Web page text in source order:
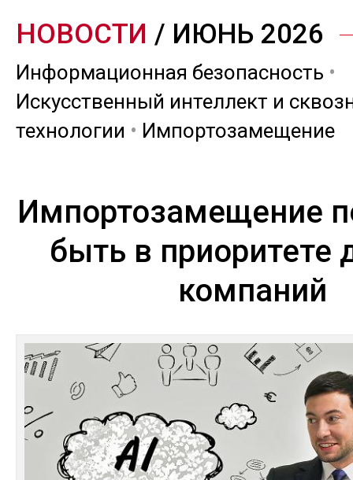
НОВОСТИ / ИЮНЬ 2026
Информационная безопасность •
Искусственный интеллект и
технологии • Импортозамещение
Импортозамещение
быть в приоритете
компаний